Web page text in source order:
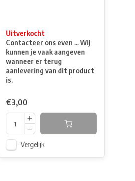
Uitverkocht
Contacteer ons even ... Wij
kunnen je vaak aangeven
wanneer er terug
aanlevering van dit product
is.
€3,00
Vergelijk